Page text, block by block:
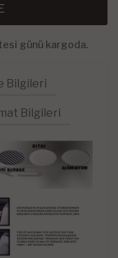
günü kargoda.
Bilgileri
Bilgileri